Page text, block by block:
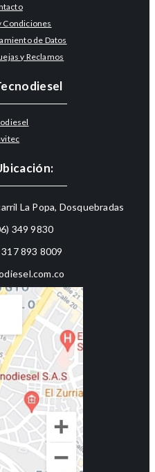
Condiciones
de Datos
y Reclamos
La Popa, Dosquebradas
349 9830
893 8009